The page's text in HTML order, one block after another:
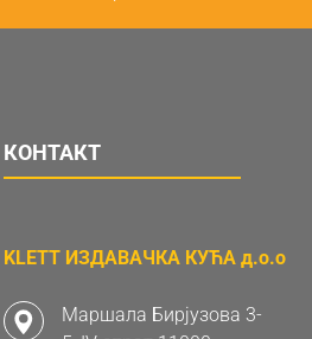
КОНТАКТ
KLETT ИЗДАВАЧКА КУЋА д.о.о
Маршала Бирјузова 3-